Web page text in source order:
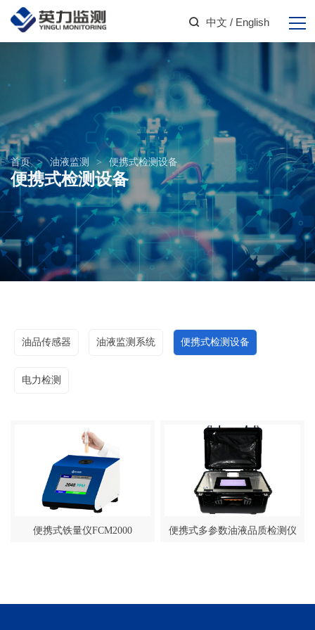
中文 / English
首页 > 油液监测 > 便携式检测设备
便携式检测设备
油品传感器 油液监测系统 便携式检测设备
电力检测
便携式铁量仪FCM2000 便携式多参数油液品质检测仪